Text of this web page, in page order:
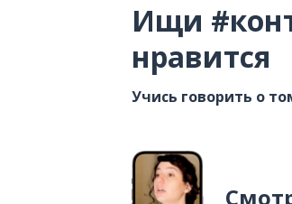
Ищи
нравится
Учись говорить о